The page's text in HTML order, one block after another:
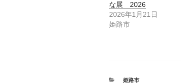
な展 2026
2026年1月21日
姫路市
カ
姫路市